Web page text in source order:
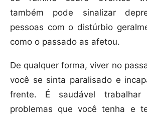
também pode sinalizar
pessoas com o distúrbio
como o passado as afetou.
De qualquer forma, viver no
você se sinta paralisado e
frente. É saudável trabalhar
problemas que você tenha e